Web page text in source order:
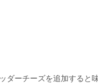
ダーチーズを追加すると